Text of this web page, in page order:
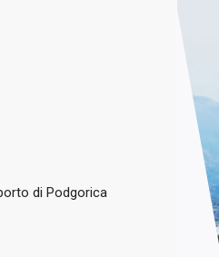
di Podgorica